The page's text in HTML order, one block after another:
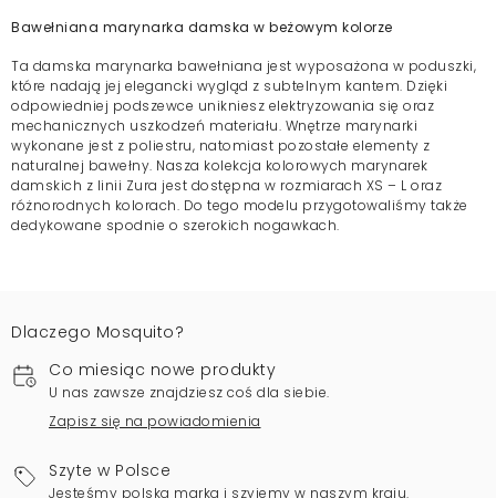
Bawełniana marynarka damska w beżowym kolorze
Ta damska marynarka bawełniana jest wyposażona w poduszki,
które nadają jej elegancki wygląd z subtelnym kantem. Dzięki
odpowiedniej podszewce unikniesz elektryzowania się oraz
mechanicznych uszkodzeń materiału. Wnętrze marynarki
wykonane jest z poliestru, natomiast pozostałe elementy z
naturalnej bawełny. Nasza kolekcja kolorowych marynarek
damskich z linii Zura jest dostępna w rozmiarach XS – L oraz
różnorodnych kolorach. Do tego modelu przygotowaliśmy także
dedykowane spodnie o szerokich nogawkach.
Dlaczego Mosquito?
Co miesiąc nowe produkty
U nas zawsze znajdziesz coś dla siebie.
Zapisz się na powiadomienia
Szyte w Polsce
Jesteśmy polską marką i szyjemy w naszym kraju.